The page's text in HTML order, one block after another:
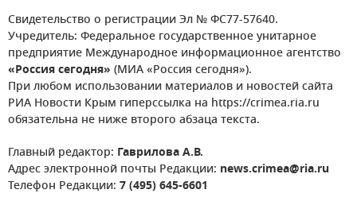
Свидетельство о регистрации Эл № ФС77-57640.
Учредитель: Федеральное государственное унитарное
предприятие Международное информационное агентство
«Россия сегодня» (МИА «Россия сегодня»).
При любом использовании материалов и новостей сайта
РИА Новости Крым гиперссылка на https://crimea.ria.ru
обязательна не ниже второго абзаца текста.
Главный редактор: Гаврилова А.В.
Адрес электронной почты Редакции: news.crimea@ria.ru
Телефон Редакции: 7 (495) 645-6601